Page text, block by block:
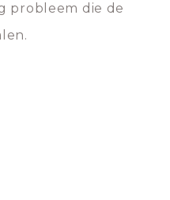
probleem die de